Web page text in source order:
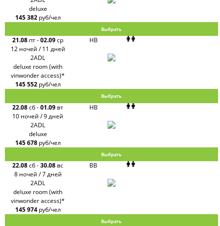
deluxe
145 382 руб/чел
Выбрать
21.08 пт-02.09ср
12 ночей / 11 дней
HB
2ADL
deluxe room (with
vinwonder access)*
145 552 руб/чел
Выбрать
22.08сб-01.09 вт
10 ночей / 9 дней
HB
2ADL
deluxe
145 678 руб/чел
Выбрать
22.08сб-30.08 вс
8 ночей / 7 дней
BB
2ADL
deluxe room (with
vinwonder access)*
145 974 руб/чел
Выбрать